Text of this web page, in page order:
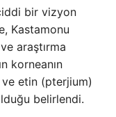
bir vizyon
Kastamonu
araştırma
korneanın
etin (pterjium)
belirlendi.